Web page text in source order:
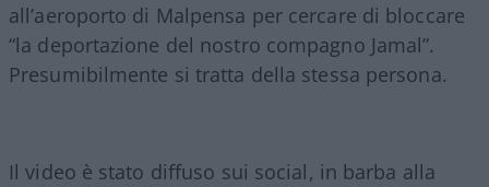
all’aeroporto di Malpensa per cercare di bloccare
“la deportazione del nostro compagno Jamal”.
Presumibilmente si tratta della stessa persona.
Il video è stato diffuso sui social, in barba alla